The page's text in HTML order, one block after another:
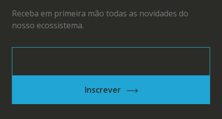
Receba em primeira mão todas as novidades do
nosso ecossistema.
Inscrever